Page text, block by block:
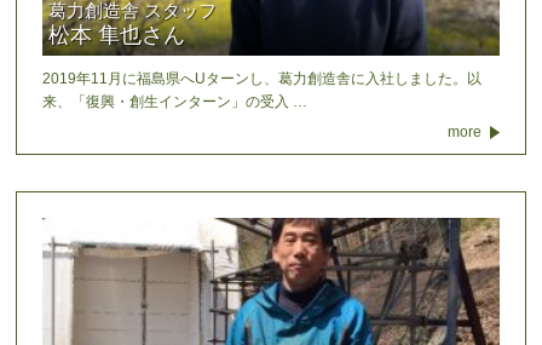
葛力創造舎 スタッフ
松本 隼也さん
2019年11月に福島県へUターンし、葛力創造舎に入社しました。以
来、「復興・創生インターン」の受入 …
more